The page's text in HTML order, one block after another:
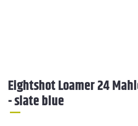
Eightshot Loamer 24
- slate blue